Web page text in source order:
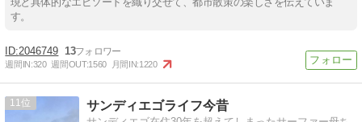
す。
2046749 13
週間IN:320 週間OUT:1560 月間IN:1220
11 サンディエゴライフ今昔